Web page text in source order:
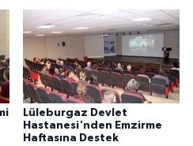
Lüleburgaz Devlet
Hastanesi'nden Emzirme
Haftasına Destek